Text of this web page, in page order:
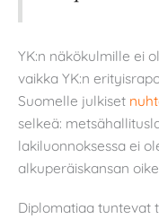
YK:n näkökulmille ei
vaikka YK:n
Suomelle julkiset
selkeä:
lakiluonnoksessa ei
alkuperäiskansan
Diplomatiaa tuntevat